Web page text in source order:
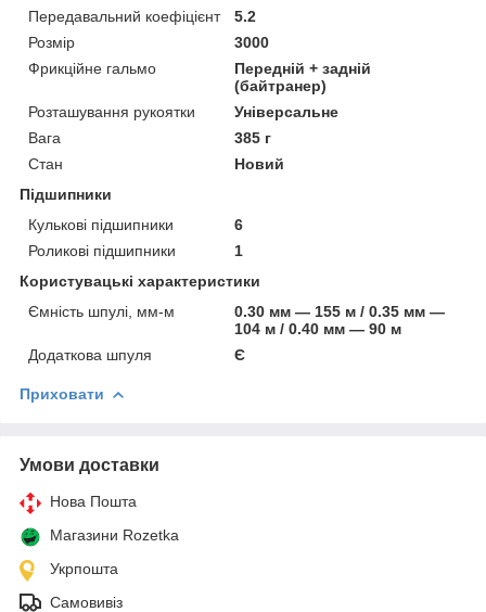
Передавальний коефіцієнт
5.2
Розмір
3000
Фрикційне гальмо
Передній + задній
(байтранер)
Розташування рукоятки
Універсальне
Вага
385 г
Стан
Новий
Підшипники
Кулькові підшипники
6
Роликові підшипники
1
Користувацькі характеристики
Ємність шпулі, мм-м
0.30 мм — 155 м / 0.35 мм —
104 м / 0.40 мм — 90 м
Додаткова шпуля
Є
Приховати
Умови доставки
Нова Пошта
Магазини Rozetka
Укрпошта
Самовивіз